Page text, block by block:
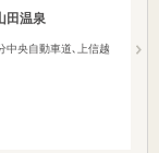
田温泉
中央自動車道､上信越